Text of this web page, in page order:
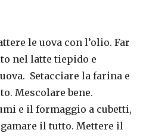
le uova con l’olio. Far
nel latte tiepido e
Setacciare la farina e
Mescolare bene.
e il formaggio a cubetti,
il tutto. Mettere il